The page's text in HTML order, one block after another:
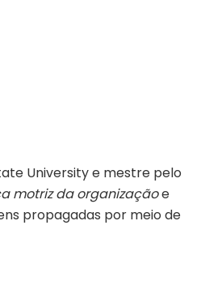
University e mestre pelo
motriz da organizaçãoe
propagadas por meio de